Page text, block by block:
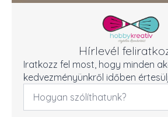
Hírlevél
Iratkozz fel most, hogy minden
kedvezményünkről időben
Név